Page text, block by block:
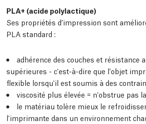
PLA+ (acide polylactique)
Ses propriétés d’impression sont
PLA standard :
adhérence des couches et résistance
supérieures - c'est-à-dire que l'objet
flexible lorsqu'il est soumis à des
viscosité plus élevée = n'obstrue pas
le matériau tolère mieux le
l'imprimante dans un environnement